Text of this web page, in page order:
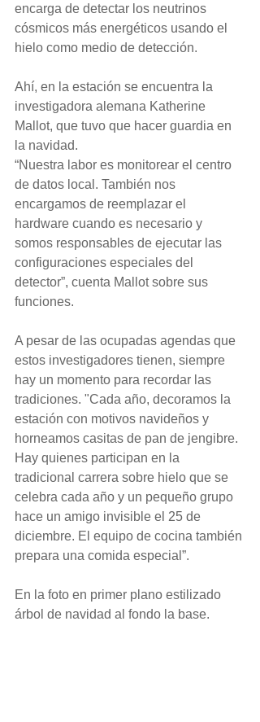
encarga de detectar los neutrinos
cósmicos más energéticos usando el
hielo como medio de detección.
Ahí, en la estación se encuentra la
investigadora alemana Katherine
Mallot, que tuvo que hacer guardia en
la navidad.
“Nuestra labor es monitorear el centro
de datos local. También nos
encargamos de reemplazar el
hardware cuando es necesario y
somos responsables de ejecutar las
configuraciones especiales del
detector”, cuenta Mallot sobre sus
funciones.
A pesar de las ocupadas agendas que
estos investigadores tienen, siempre
hay un momento para recordar las
tradiciones. "Cada año, decoramos la
estación con motivos navideños y
horneamos casitas de pan de jengibre.
Hay quienes participan en la
tradicional carrera sobre hielo que se
celebra cada año y un pequeño grupo
hace un amigo invisible el 25 de
diciembre. El equipo de cocina también
prepara una comida especial”.
En la foto en primer plano estilizado
árbol de navidad al fondo la base.